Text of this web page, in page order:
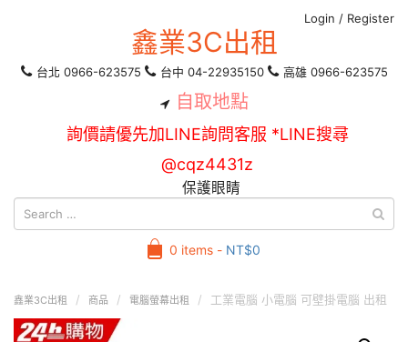
Login / Register
鑫業3C出租
台北 0966-623575 台中 04-22935150 高雄 0966-623575
自取地點
詢價請優先加LINE詢問客服 *LINE搜尋
@cqz4431z
保護眼睛
0 items - NT$0
鑫業3C出租 商品 電腦螢幕出租 工業電腦 小電腦 可壁掛電腦 出租